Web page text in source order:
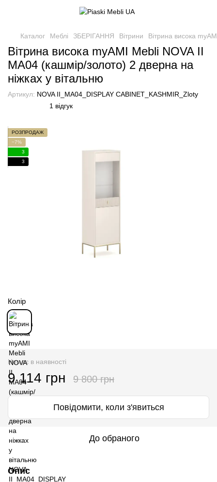
Каталог Меблі ЗБЕРІГАННЯ Вітрини Вітрина висока
Вітрина висока myAMI Mebli NOVA II
MA04 (кашмір/золото) 2 дверна на
ніжках у вітальню
Артикул: NOVA II_MA04_DISPLAY CABINET_KASHMIR_Zloty
1 відгук
РОЗПРОДАЖ
−7%
3
3
Колір
Немає в наявності
9 114 грн 9 800 грн
Повідомити, коли з'явиться
До обраного
Опис